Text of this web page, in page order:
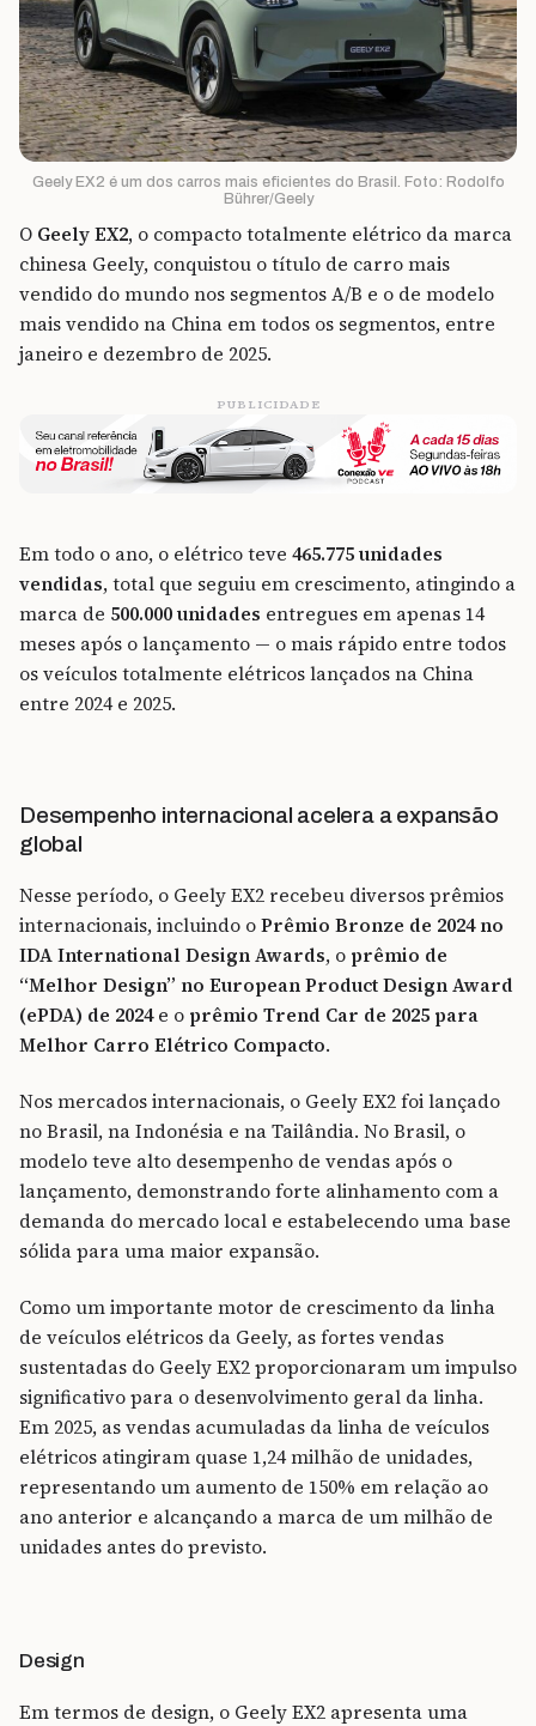
Geely EX2 é um dos carros mais eficientes do Brasil. Foto: Rodolfo
Bührer/Geely
O Geely EX2, o compacto totalmente elétrico da marca
chinesa Geely, conquistou o título de carro mais
vendido do mundo nos segmentos A/B e o de modelo
mais vendido na China em todos os segmentos, entre
janeiro e dezembro de 2025.
PUBLICIDADE
Em todo o ano, o elétrico teve 465.775 unidades
vendidas, total que seguiu em crescimento, atingindo a
marca de 500.000 unidades entregues em apenas 14
meses após o lançamento — o mais rápido entre todos
os veículos totalmente elétricos lançados na China
entre 2024 e 2025.
Desempenho internacional acelera a expansão
global
Nesse período, o Geely EX2 recebeu diversos prêmios
internacionais, incluindo oPrêmio Bronze de 2024 no
IDA International Design Awards, o prêmio de
“Melhor Design” no European Product Design Award
(ePDA) de 2024e o prêmio Trend Car de 2025 para
Melhor Carro Elétrico Compacto.
Nos mercados internacionais, o Geely EX2 foi lançado
no Brasil, na Indonésia e na Tailândia. No Brasil, o
modelo teve alto desempenho de vendas após o
lançamento, demonstrando forte alinhamento com a
demanda do mercado local e estabelecendo uma base
sólida para uma maior expansão.
Como um importante motor de crescimento da linha
de veículos elétricos da Geely, as fortes vendas
sustentadas do Geely EX2 proporcionaram um impulso
significativo para o desenvolvimento geral da linha.
Em 2025, as vendas acumuladas da linha de veículos
elétricos atingiram quase 1,24 milhão de unidades,
representando um aumento de 150% em relação ao
ano anterior e alcançando a marca de um milhão de
unidades antes do previsto.
Design
Em termos de design, o Geely EX2 apresenta uma